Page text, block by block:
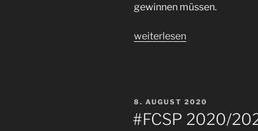
gewinnen müssen.
„Alles
Der
weiterlesen
VERÖFFENTLICHT
AM
8. AUGUST 2020
#FCSP 2020/